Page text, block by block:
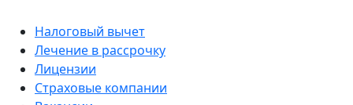
Налоговый вычет
Лечение в рассрочку
Лицензии
Страховые компании